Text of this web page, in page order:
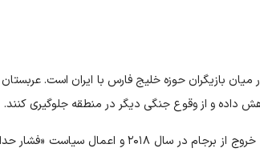
بازیگران حوزه خلیج فارس با ایران است. عربستان
داده و از وقوع جنگی دیگر در منطقه جلوگیری کنند.
در نتیجه، ریاض و ابوظبی که زمانی از حامیان پرشور تصمیم ترامپ برای خروج از برجام در سال